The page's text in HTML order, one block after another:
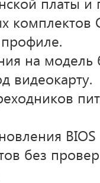
комплектов
на
видеокарту.
без